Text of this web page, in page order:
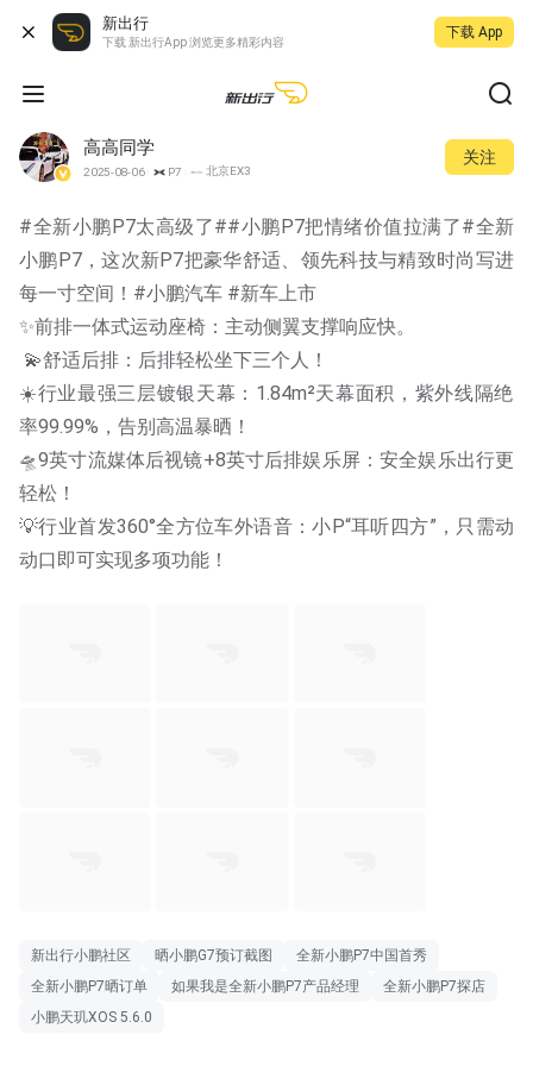
新出行
下载 新出行App 浏览更多精彩内容
下载 App
高高同学
2025-08-06 P7 北京EX3
关注
#全新小鹏P7太高级了##小鹏P7把情绪价值拉满了#全新
小鹏P7，这次新P7把豪华舒适、领先科技与精致时尚写进
每一寸空间！#小鹏汽车 #新车上市
✨前排一体式运动座椅：主动侧翼支撑响应快。
💫舒适后排：后排轻松坐下三个人！
☀️行业最强三层镀银天幕：1.84m²天幕面积，紫外线隔绝
率99.99%，告别高温暴晒！
🛸9英寸流媒体后视镜+8英寸后排娱乐屏：安全娱乐出行更
轻松！
💡行业首发360°全方位车外语音：小P“耳听四方”，只需动
动口即可实现多项功能！
新出行小鹏社区 晒小鹏G7预订截图
全新小鹏P7中国首秀
全新小鹏P7晒订单
如果我是全新小鹏P7产品经理
全新小鹏P7探店
小鹏天玑XOS 5.6.0